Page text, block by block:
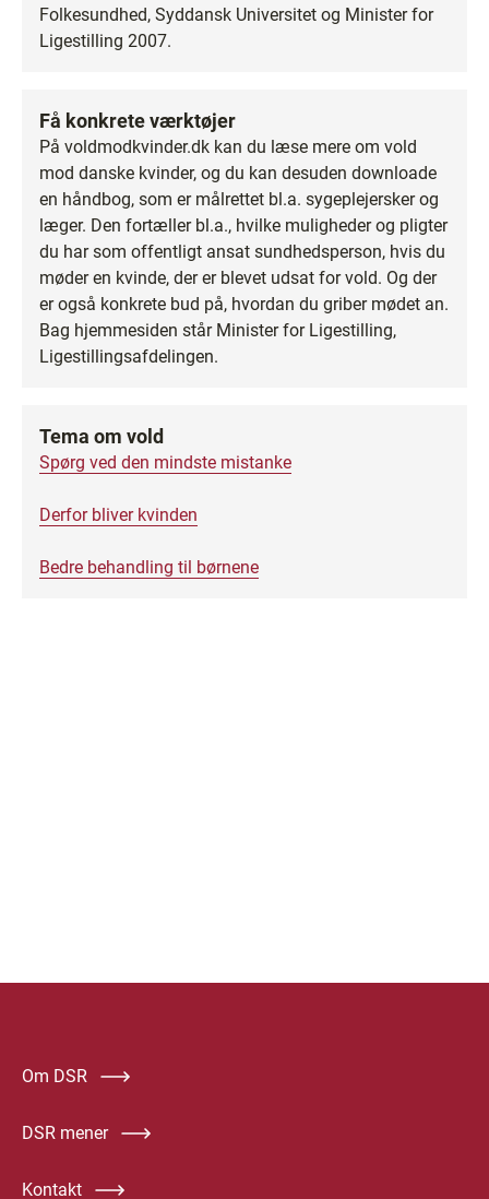
Folkesundhed, Syddansk Universitet og Minister for
Ligestilling 2007.
Få konkrete værktøjer
På voldmodkvinder.dk kan du læse mere om vold
mod danske kvinder, og du kan desuden downloade
en håndbog, som er målrettet bl.a. sygeplejersker og
læger. Den fortæller bl.a., hvilke muligheder og pligter
du har som offentligt ansat sundhedsperson, hvis du
møder en kvinde, der er blevet udsat for vold. Og der
er også konkrete bud på, hvordan du griber mødet an.
Bag hjemmesiden står Minister for Ligestilling,
Ligestillingsafdelingen.
Tema om vold
Spørg ved den mindste mistanke
Derfor bliver kvinden
Bedre behandling til børnene
Om DSR
DSR mener
Kontakt